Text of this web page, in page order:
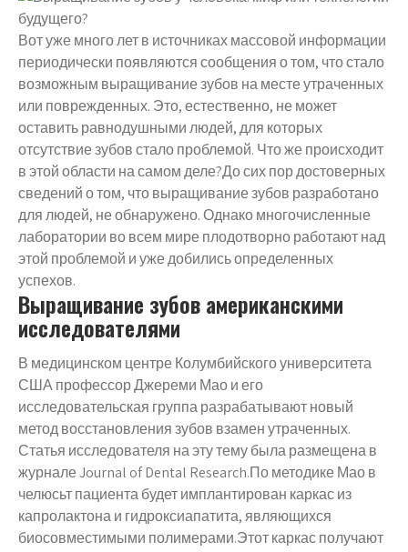
Вот уже много лет в источниках массовой информации
периодически появляются сообщения о том, что стало
возможным выращивание зубов на месте утраченных
или поврежденных. Это, естественно, не может
оставить равнодушными людей, для которых
отсутствие зубов стало проблемой. Что же происходит
в этой области на самом деле?До сих пор достоверных
сведений о том, что выращивание зубов разработано
для людей, не обнаружено. Однако многочисленные
лаборатории во всем мире плодотворно работают над
этой проблемой и уже добились определенных
успехов.
Выращивание зубов американскими
исследователями
В медицинском центре Колумбийского университета
США профессор Джереми Мао и его
исследовательская группа разрабатывают новый
метод восстановления зубов взамен утраченных.
Статья исследователя на эту тему была размещена в
журнале Journal of Dental Research.По методике Мао в
челюсьт пациента будет имплантирован каркас из
капролактона и гидроксиапатита, являющихся
биосовместимыми полимерами.Этот каркас получают